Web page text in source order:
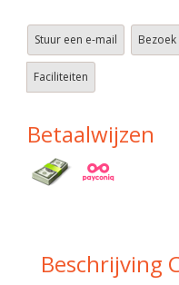
Stuur een e-mail
Faciliteiten
Betaalwijzen
Beschrijving